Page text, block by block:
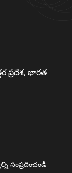
ప్రదేశ, భారత
సంప్రదించండి